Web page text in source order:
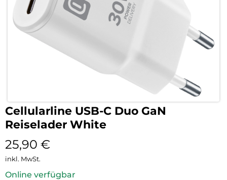
Cellularline USB-C Duo GaN
Reiselader White
25,90 €
inkl. MwSt.
Online verfügbar